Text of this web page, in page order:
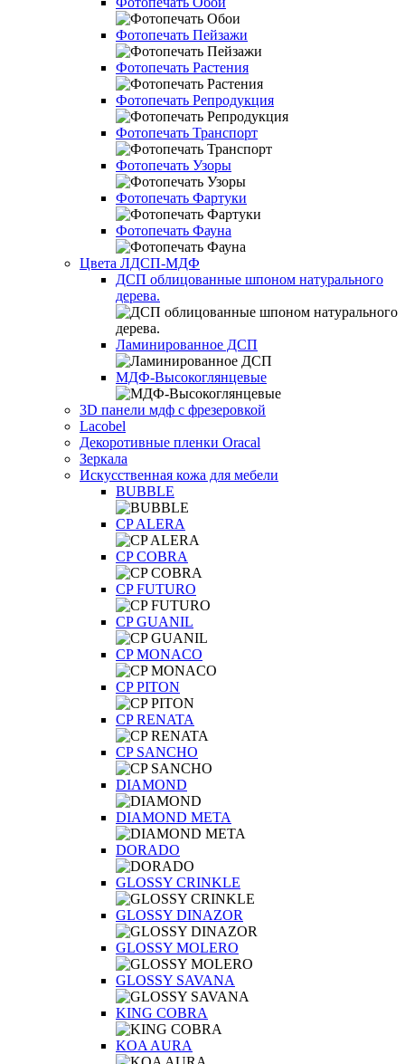
Фотопечать Пейзажи
Фотопечать Растения
Фотопечать Репродукция
Фотопечать Транспорт
Фотопечать Узоры
Фотопечать Фартуки
Фотопечать Фауна
Цвета ЛДСП-МДФ
ДСП облицованные шпоном натурального
дерева.
Ламинированное ДСП
МДФ-Высокоглянцевые
3D панели мдф с фрезеровкой
Lacobel
Декоротивные пленки Oracal
Зеркала
Искусственная кожа для мебели
BUBBLE
CP ALERA
CP COBRA
CP FUTURO
CP GUANIL
CP MONACO
CP PITON
CP RENATA
CP SANCHO
DIAMOND
DIAMOND META
DORADO
GLOSSY CRINKLE
GLOSSY DINAZOR
GLOSSY MOLERO
GLOSSY SAVANA
KING COBRA
KOA AURA